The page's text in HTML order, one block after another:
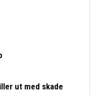
ut med skade